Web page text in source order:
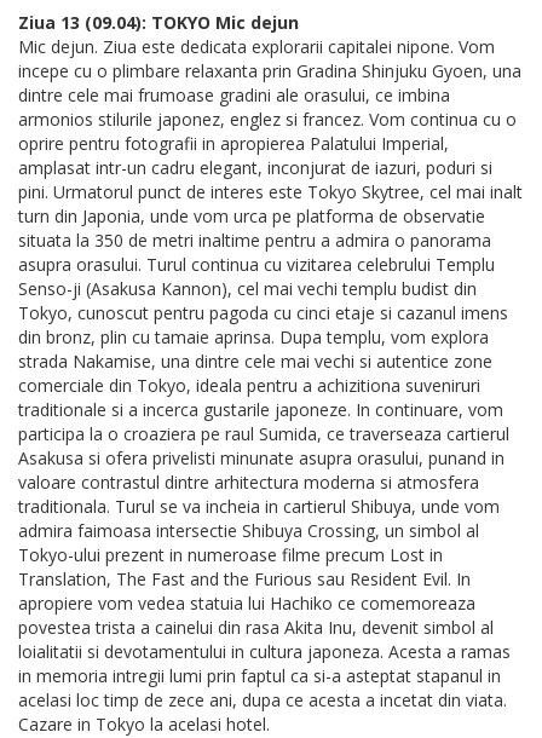
Ziua 13 (09.04): TOKYO Mic dejun
Mic dejun. Ziua este dedicata explorarii capitalei nipone. Vom
incepe cu o plimbare relaxanta prin Gradina Shinjuku Gyoen, una
dintre cele mai frumoase gradini ale orasului, ce imbina
armonios stilurile japonez, englez si francez. Vom continua cu o
oprire pentru fotografii in apropierea Palatului Imperial,
amplasat intr-un cadru elegant, inconjurat de iazuri, poduri si
pini. Urmatorul punct de interes este Tokyo Skytree, cel mai inalt
turn din Japonia, unde vom urca pe platforma de observatie
situata la 350 de metri inaltime pentru a admira o panorama
asupra orasului. Turul continua cu vizitarea celebrului Templu
Senso-ji (Asakusa Kannon), cel mai vechi templu budist din
Tokyo, cunoscut pentru pagoda cu cinci etaje si cazanul imens
din bronz, plin cu tamaie aprinsa. Dupa templu, vom explora
strada Nakamise, una dintre cele mai vechi si autentice zone
comerciale din Tokyo, ideala pentru a achizitiona suveniruri
traditionale si a incerca gustarile japoneze. In continuare, vom
participa la o croaziera pe raul Sumida, ce traverseaza cartierul
Asakusa si ofera privelisti minunate asupra orasului, punand in
valoare contrastul dintre arhitectura moderna si atmosfera
traditionala. Turul se va incheia in cartierul Shibuya, unde vom
admira faimoasa intersectie Shibuya Crossing, un simbol al
Tokyo-ului prezent in numeroase filme precum Lost in
Translation, The Fast and the Furious sau Resident Evil. In
apropiere vom vedea statuia lui Hachiko ce comemoreaza
povestea trista a cainelui din rasa Akita Inu, devenit simbol al
loialitatii si devotamentului in cultura japoneza. Acesta a ramas
in memoria intregii lumi prin faptul ca si-a asteptat stapanul in
acelasi loc timp de zece ani, dupa ce acesta a incetat din viata.
Cazare in Tokyo la acelasi hotel.